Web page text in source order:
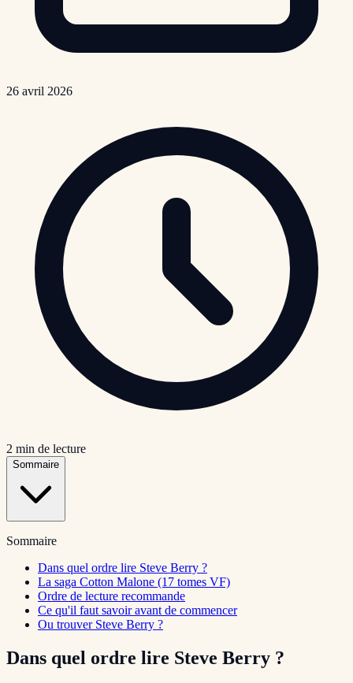
26 avril 2026
2 min de lecture
Sommaire
Sommaire
Dans quel ordre lire Steve Berry ?
La saga Cotton Malone (17 tomes VF)
Ordre de lecture recommande
Ce qu'il faut savoir avant de commencer
Ou trouver Steve Berry ?
Dans quel ordre lire Steve Berry ?